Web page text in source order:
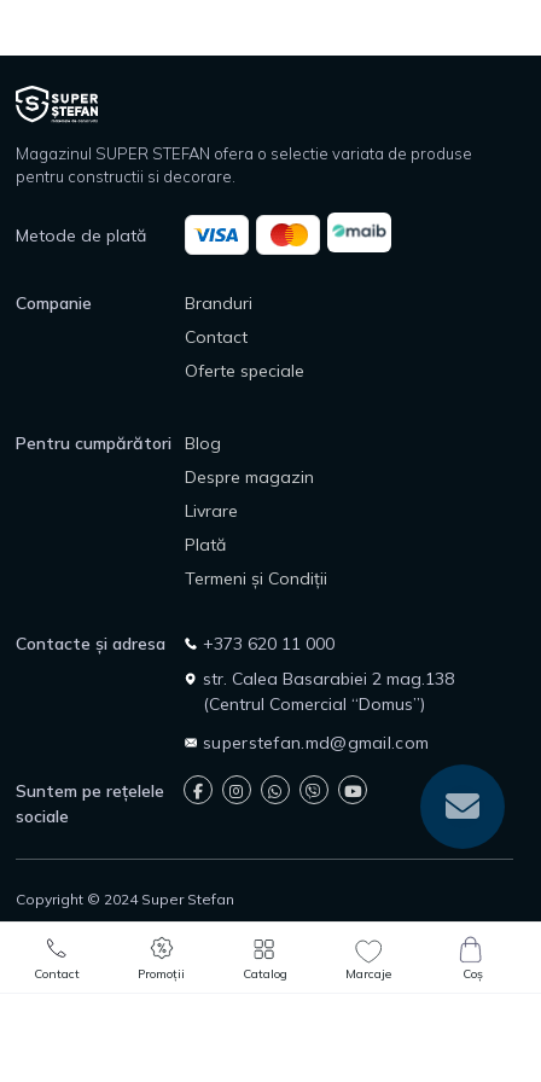
Contact Promoții Catalog Marcaje
0
Coș
Adaugă în Coș
Magazinul SUPER STEFAN ofera o selectie variata de produse
pentru constructii si decorare.
Metode de plată
Companie
Branduri
Contact
Oferte speciale
Pentru cumpărători
Blog
Despre magazin
Livrare
Plată
Termeni și Condiții
Contacte și adresa
+373 620 11 000
str. Calea Basarabiei 2 mag.138
(Centrul Comercial “Domus”)
superstefan.md@gmail.com
Suntem pe rețelele
sociale
Copyright © 2024 Super Stefan
Politica de confidențialitate
Politica de returnare
Protecția consumatorilor